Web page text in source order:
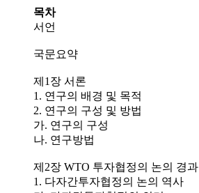
목차
서언
국문요약
제1장 서론
1. 연구의 배경 및 목적
2. 연구의 구성 및 방법
가. 연구의 구성
나. 연구방법
제2장 WTO 투자협정의 논의 경과
1. 다자간투자협정의 논의 역사